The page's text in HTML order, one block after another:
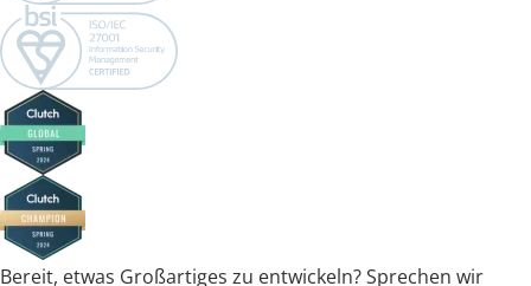
Bereit, etwas Großartiges zu entwickeln? Sprechen wir